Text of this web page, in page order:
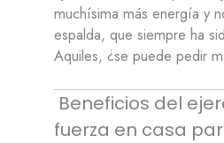
muchísima más energía y
espalda, que siempre ha
Aquiles, ¿se puede pedir
Beneficios del
fuerza en casa